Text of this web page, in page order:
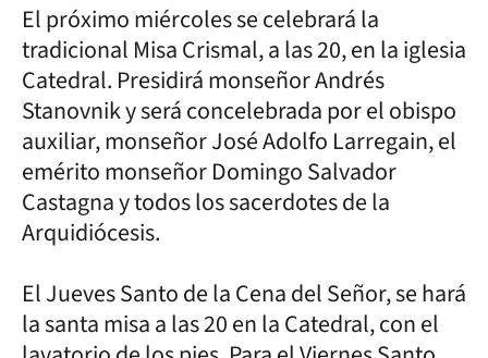
El próximo miércoles se celebrará la
tradicional Misa Crismal, a las 20, en la iglesia
Catedral. Presidirá monseñor Andrés
Stanovnik y será concelebrada por el obispo
auxiliar, monseñor José Adolfo Larregain, el
emérito monseñor Domingo Salvador
Castagna y todos los sacerdotes de la
Arquidiócesis.
El Jueves Santo de la Cena del Señor, se hará
la santa misa a las 20 en la Catedral, con el